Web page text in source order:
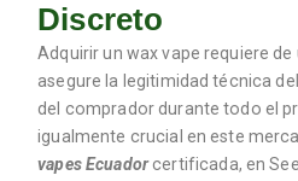
Discreto
Adquirir un wax vape requiere
asegure la legitimidad técnica
del comprador durante todo el
igualmente crucial en este
vapes Ecuadorcertificada, en